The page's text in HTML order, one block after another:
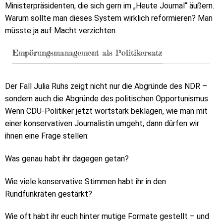
Ministerpräsidenten, die sich gern im „Heute Journal“ äußern.
Warum sollte man dieses System wirklich reformieren? Man
müsste ja auf Macht verzichten.
Empörungsmanagement als Politikersatz
Der Fall Julia Ruhs zeigt nicht nur die Abgründe des NDR –
sondern auch die Abgründe des politischen Opportunismus.
Wenn CDU-Politiker jetzt wortstark beklagen, wie man mit
einer konservativen Journalistin umgeht, dann dürfen wir
ihnen eine Frage stellen:
Was genau habt ihr dagegen getan?
Wie viele konservative Stimmen habt ihr in den
Rundfunkräten gestärkt?
Wie oft habt ihr euch hinter mutige Formate gestellt – und